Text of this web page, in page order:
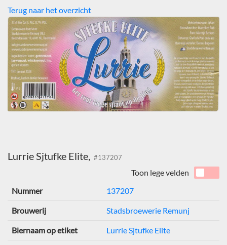
Terug naar het overzicht
Lurrie Sjtufke Elite, #137207
Toon lege velden
Nummer
137207
Brouwerij Stadsbroewerie Remunj
Biernaam op etiket Lurrie Sjtufke Elite